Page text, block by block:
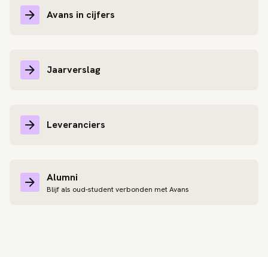
Avans in cijfers
Jaarverslag
Leveranciers
Alumni
Blijf als oud-student verbonden met Avans